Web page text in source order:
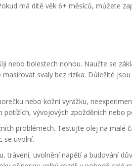
má dítě věk 6+ měsíců, můžete
nebo bolestech nohou. Naučte se
svaly bez rizika. Důležité
nebo kožní vyrážku,
vývojových zpožděních nebo
problémech. Testujte olej na malé
se uvolní.
trávení, uvolnění napětí a budování